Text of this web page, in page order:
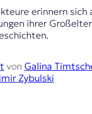
erinnern sich
ihrer
von Galina
Zybulski